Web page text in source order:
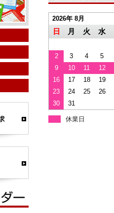
2026年 8月
日 月 火 水
2 3 4
5
9
10 11
12
16
17 18
19
23
24 25
26
30
31
休業日